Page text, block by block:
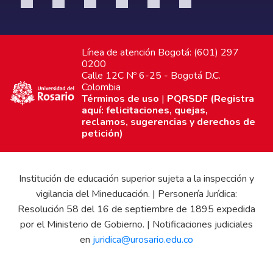
Línea de atención Bogotá: (601) 297
0200
Calle 12C Nº 6-25 - Bogotá D.C.
Colombia
Términos de uso | PQRSDF (Registra
aquí: felicitaciones, quejas,
reclamos, sugerencias y derechos de
petición)
Institución de educación superior sujeta a la inspección y
vigilancia del Mineducación. | Personería Jurídica:
Resolución 58 del 16 de septiembre de 1895 expedida
por el Ministerio de Gobierno. | Notificaciones judiciales
en juridica@urosario.edu.co